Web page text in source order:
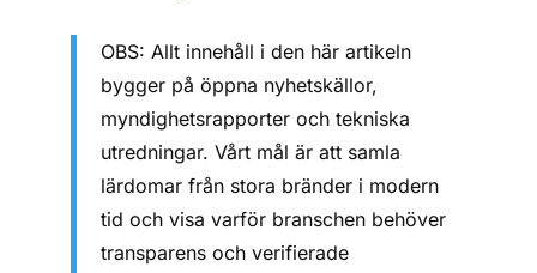
OBS: Allt innehåll i den här artikeln
bygger på öppna nyhetskällor,
myndighetsrapporter och tekniska
utredningar. Vårt mål är att samla
lärdomar från stora bränder i modern
tid och visa varför branschen behöver
transparens och verifierade